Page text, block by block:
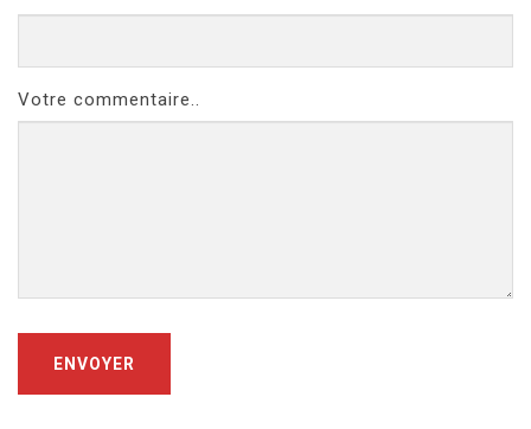
Votre commentaire..
ENVOYER